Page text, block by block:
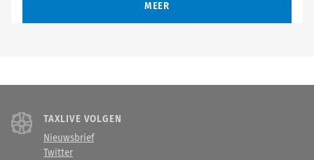
MEER
TAXLIVE VOLGEN
Nieuwsbrief
Twitter